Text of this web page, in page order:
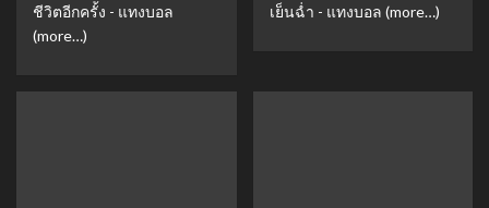
ชีวิตอีกครั้ง - แทงบอล
(more…)
เย็นฉ่ำ - แทงบอล (more…)